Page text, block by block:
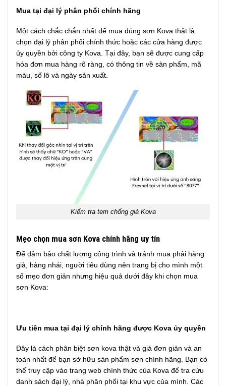
Mua tại đại lý phân phối chính hãng
Một cách chắc chắn nhất để mua đúng sơn Kova thật là
chọn đại lý phân phối chính thức hoặc các cửa hàng được
ủy quyền bởi công ty Kova. Tại đây, bạn sẽ được cung cấp
hóa đơn mua hàng rõ ràng, có thông tin về sản phẩm, mã
màu, số lô và ngày sản xuất.
Kiểm tra tem chống giả Kova
Mẹo chọn mua sơn Kova chính hãng uy tín
Để đảm bảo chất lượng công trình và tránh mua phải hàng
giả, hàng nhái, người tiêu dùng nên trang bị cho mình một
số mẹo đơn giản nhưng hiệu quả dưới đây khi chọn mua
sơn Kova:
Ưu tiên mua tại đại lý chính hãng được Kova ủy quyền
Đây là cách phân biệt sơn kova thật và giả đơn giản và an
toàn nhất để bạn sở hữu sản phẩm sơn chính hãng. Bạn có
thể truy cập vào trang web chính thức của Kova để tra cứu
danh sách đại lý, nhà phân phối tại khu vực của mình. Các